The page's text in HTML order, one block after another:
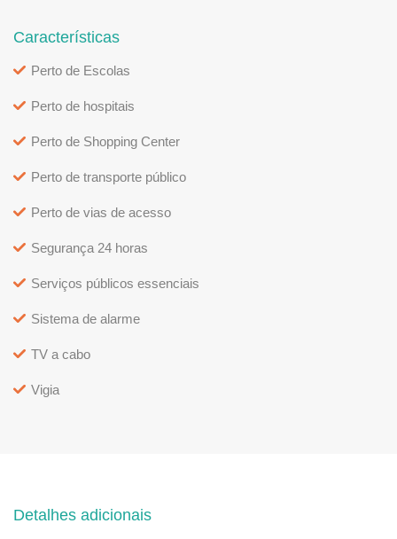
Características
Perto de Escolas
Perto de hospitais
Perto de Shopping Center
Perto de transporte público
Perto de vias de acesso
Segurança 24 horas
Serviços públicos essenciais
Sistema de alarme
TV a cabo
Vigia
Detalhes adicionais